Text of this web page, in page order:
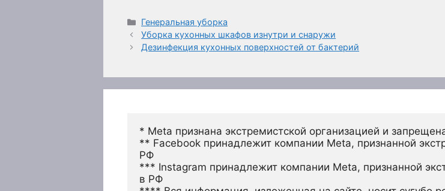
Рубрики
Генеральная уборка
Уборка кухонных шкафов изнутри и снаружи
Дезинфекция кухонных поверхностей от бактерий
* Meta признана экстремистской организацией и
** Facebook принадлежит компании Meta, признанной
РФ
*** Instagram принадлежит компании Meta, признанной
в РФ